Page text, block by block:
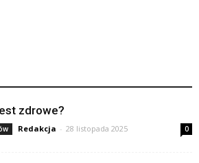
zdrowe?
Redakcja - 28 listopada 2025 0